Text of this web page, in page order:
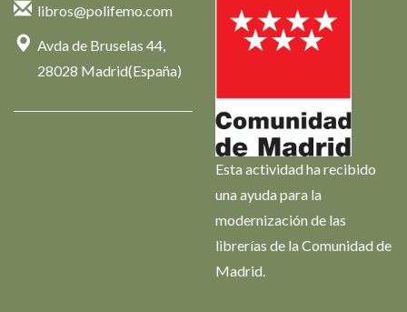
libros@polifemo.com
Avda de Bruselas 44,
28028 Madrid(España)
Esta actividad ha recibido
una ayuda para la
modernización de las
librerías de la Comunidad de
Madrid.